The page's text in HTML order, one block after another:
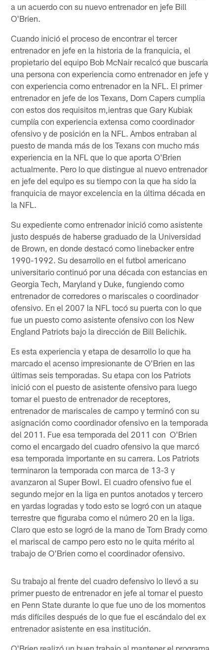
a un acuerdo con su nuevo entrenador en jefe Bill
O'Brien.
Cuando inició el proceso de encontrar el tercer
entrenador en jefe en la historia de la franquicia, el
propietario del equipo Bob McNair recalcó que buscaría
una persona con experiencia como entrenador en jefe y
con experiencia como entrenador en la NFL. El primer
entrenador en jefe de los Texans, Dom Capers cumplia
con estos dos requisitos m,ientras que Gary Kubiak
cumplía con experiencia extensa como coordinador
ofensivo y de posición en la NFL. Ambos entraban al
puesto de manda más de los Texans con mucho más
experiencia en la NFL que lo que aporta O'Brien
actualmente. Pero lo que distingue al nuevo entrenador
en jefe del equipo es su tiempo con la que ha sido la
franquicia de mayor excelencia en la última década en
la NFL.
Su expediente como entrenador inició como asistente
justo después de haberse graduado de la Universidad
de Brown, en donde destacó como linebacker entre
1990-1992. Su desarrollo en el futbol americano
universitario continuó por una década con estancias en
Georgia Tech, Maryland y Duke, fungiendo como
entrenador de corredores o mariscales o coordinador
ofensivo. En el 2007 la NFL tocó su puerta con lo que
fue un puesto como asistente ofensivo con los New
England Patriots bajo la dirección de Bill Belichik.
Es esta experiencia y etapa de desarrollo lo que ha
marcado el acenso impresionante de O'Brien en las
últimas seis temporadas. Su etapa con los Patriots
inició con el puesto de asistente ofensivo para luego
tomar el puesto de entrenador de receptores,
entrenador de mariscales de campo y terminó con su
asignación como coordinador ofensivo en la temporada
del 2011. Fue esa temporada del 2011 con O'Brien
como el encargado del cuadro ofensivo la que marcó
esa temporada importante en su carrera. Los Patriots
terminaron la temporada con marca de 13-3 y
avanzaron al Super Bowl. El cuadro ofensivo fue el
segundo mejor en la liga en puntos anotados y tercero
en yardas logradas y todo esto se logró con un ataque
terrestre que figuraba como el número 20 en la liga.
Claro que esto se logró de la mano de Tom Brady como
el mariscal de campo pero esto no le quita mérito al
trabajo de O'Brien como el coordinador ofensivo.
Su trabajo al frente del cuadro defensivo lo llevó a su
primer puesto de entrenador en jefe al tomar el puesto
en Penn State durante lo que fue uno de los momentos
más difíciles después de lo que fue el escándalo del ex
entrenador asistente en esa institución.
O'Brien realizó un buen trabajo al mantener el programa